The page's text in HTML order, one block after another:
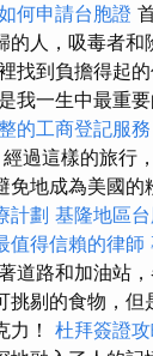
何申請台胞證
的人，吸毒者和
找到負擔得起
我一生中最重
的工商登記服
經過這樣的旅行
地成為美國的
計劃 基隆地區
值得信賴的律師
道路和加油站
挑剔的食物，但
力！ 杜拜簽證